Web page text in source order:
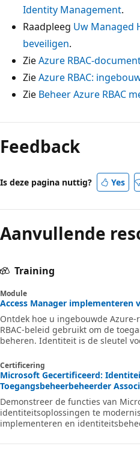
Identity Management.
Raadpleeg Uw Managed
beveiligen.
ZieAzure RBAC-
ZieAzure RBAC:
Zie Beheer Azure RBAC
Feedback
Is deze pagina nuttig? Yes
Aanvullende
Training
Module
Access Manager implementeren
Ontdek hoe u ingebouwde
RBAC-beleid gebruikt om de
beheren. Identiteit is de sleutel
Certificering
Microsoft Gecertificeerd:
Toegangsbeheerbeheerder
Demonstreer de functies van
identiteitsoplossingen te
implementeren en